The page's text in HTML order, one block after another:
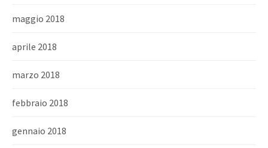
maggio 2018
aprile 2018
marzo 2018
febbraio 2018
gennaio 2018